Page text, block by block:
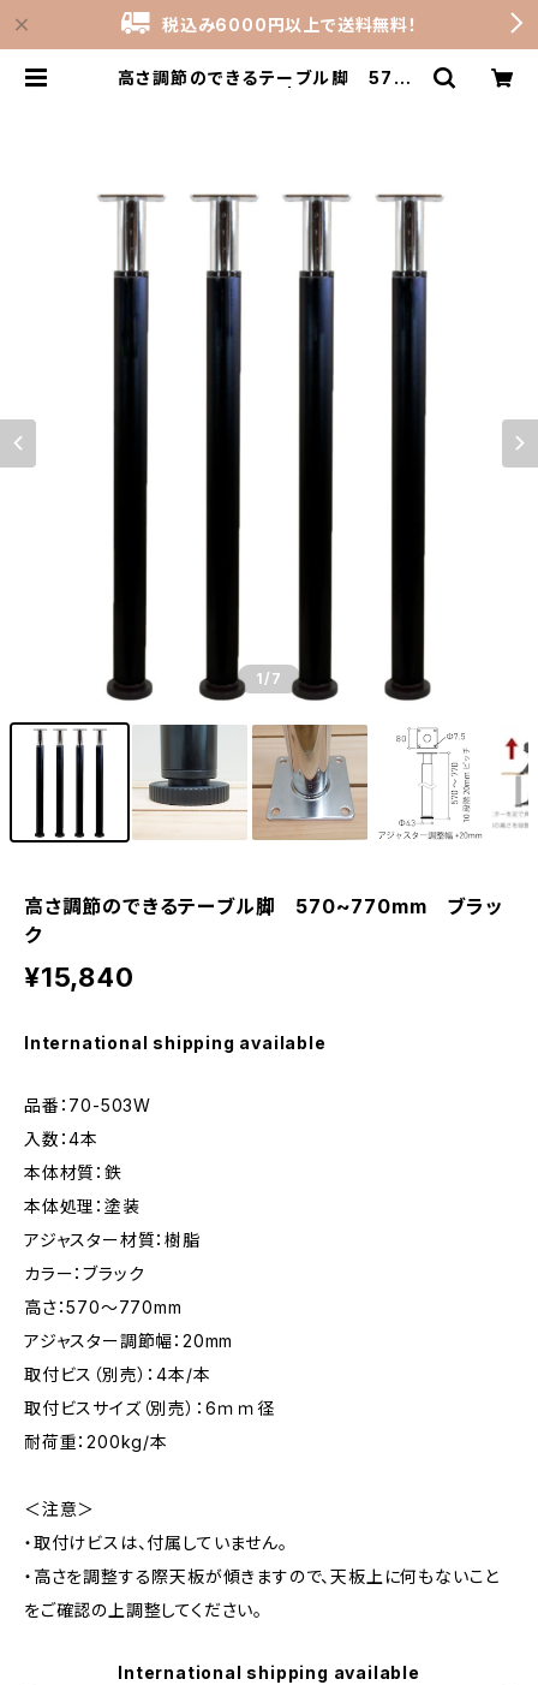
税込み6000円以上で送料無料！
高さ調節のできるテーブル脚 570~
1 /7
高さ調節のできるテーブル脚 570~770mm ブラッ
ク
¥15,840
International shipping available
品番：70-503W
入数：4本
本体材質：鉄
本体処理：塗装
アジャスター材質：樹脂
カラー：ブラック
高さ：570～770mm
アジャスター調節幅：20mm
取付ビス（別売）：4本/本
取付ビスサイズ（別売）：6ｍｍ径
耐荷重：200kg/本
＜注意＞
・取付けビスは、付属していません。
・高さを調整する際天板が傾きますので、天板上に何もないこと
をご確認の上調整してください。
International shipping available